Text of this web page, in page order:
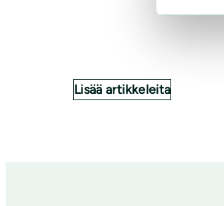
Lisää artikkeleita